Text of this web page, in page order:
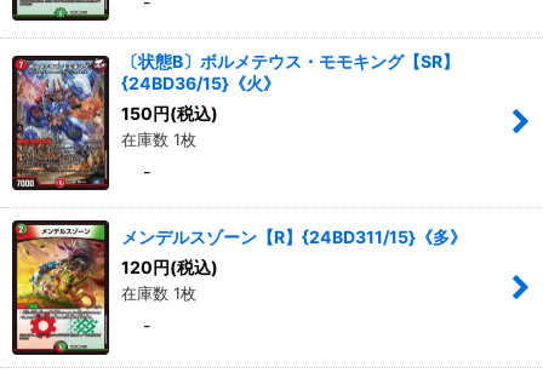
〔状態B〕ボルメテウス・モモキング【SR】
{24BD36/15}《火》
150円(税込)
在庫数 1枚
-
メンデルスゾーン【R】{24BD311/15}《多》
120円(税込)
在庫数 1枚
-